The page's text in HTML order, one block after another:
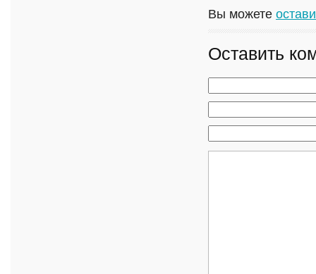
Вы можете
Оставить